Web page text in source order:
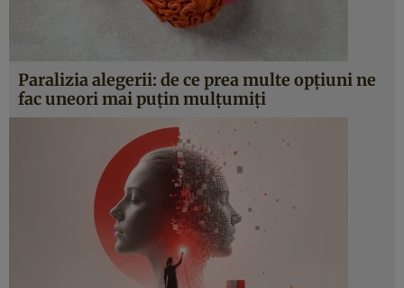
Paralizia alegerii: de ce prea multe opțiuni ne
fac uneori mai puțin mulțumiți